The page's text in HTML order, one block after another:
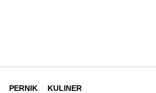
PERNIK KULINER